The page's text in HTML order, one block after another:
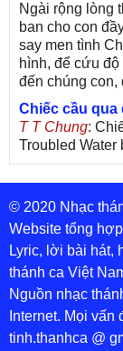
Ngài rộng lòng
ban cho con
say men tình
hình, để cứu
đến chúng con,
Chiếc cầu qua
T T Chung:
Troubled Water
26, 1970) Lời
Chung Tử Lưu
De Colores!
Son Vu: Bài
Bài ca dâng Mẹ
thuc : xin lòi bài
Theo gương
sr Thúy Ngân:
Đến với Lòng
© 2020 Nhạc
Website tổng
Lyric, lời bài hát,
thánh ca Việt
Nguồn nhạc
Internet. Mọi
tinh.thanhca @